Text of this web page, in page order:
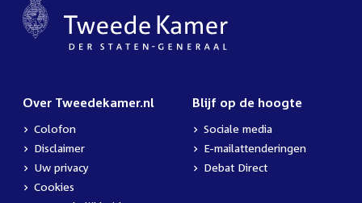
Over Tweedekamer.nl
Colofon
Disclaimer
Uw privacy
Cookies
Blijf op de hoogte
Sociale media
E-mailattenderingen
Debat Direct